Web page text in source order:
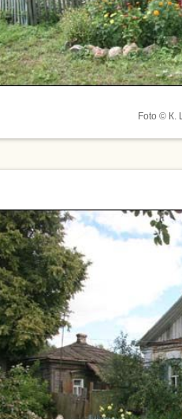
Foto © К.